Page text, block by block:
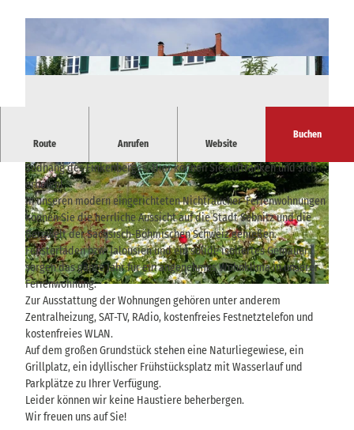
© Franz-Günther Richter | CC-BY-SA
© Franz-Günther Richter |
Route Anrufen Website
Buchen
Die Villa Sonnenblick liegt in sonniger und ruhiger Lage am
Südhang des Finkenberges. Hier können Sie auftranken und sich
erholen!
In unseren modern eingerichteten Nichtraucher-Ferienwohnungen
können Sie die herrliche Aussicht auf die Stadt Sebnitz und die
Bergwelt der Sächsisch-Böhmischen Schweiz genießen.
Fensterläden bzw. Jalousien und ein solide isoliertes Gemäuer
sorgen das ganze Jahr für ein angenehmes Wohnklima in unserer
Ferienwohnung.
Zur Ausstattung der Wohnungen gehören unter anderem
Zentralheizung, SAT-TV, RAdio, kostenfreies Festnetztelefon und
kostenfreies WLAN.
Auf dem großen Grundstück stehen eine Naturliegewiese, ein
Grillplatz, ein idyllischer Frühstücksplatz mit Wasserlauf und
Parkplätze zu Ihrer Verfügung.
Leider können wir keine Haustiere beherbergen.
Wir freuen uns auf Sie!